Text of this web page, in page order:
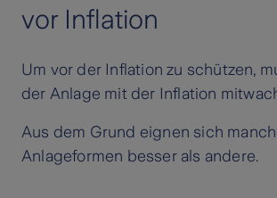
vor Inflation
Um vor der Inflation zu schützen,
der Anlage mit der Inflation
Aus dem Grund eignen sich
Anlageformen besser als andere.